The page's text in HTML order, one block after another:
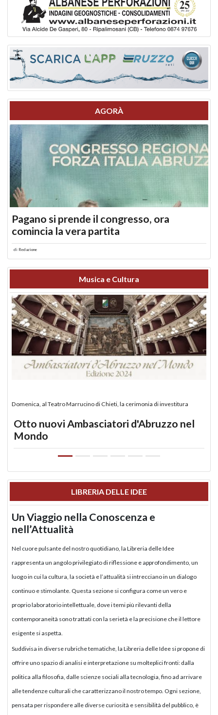
AGORÀ
Pagano si prende il congresso, ora
comincia la vera partita
di Redazione
Musica e Cultura
Domenica, al Teatro Marrucino di Chieti, la cerimonia di investitura
Otto nuovi Ambasciatori d'Abruzzo nel
Mondo
LIBRERIA DELLE IDEE
Un Viaggio nella Conoscenza e
nell’Attualità
Nel cuore pulsante del nostro quotidiano, la Libreria delle Idee
rappresenta un angolo privilegiato di riflessione e approfondimento, un
luogo in cui la cultura, la società e l’attualità si intrecciano in un dialogo
continuo e stimolante. Questa sezione si configura come un vero e
proprio laboratorio intellettuale, dove i temi più rilevanti della
contemporaneità sono trattati con la serietà e la precisione che il lettore
esigente si aspetta.
Suddivisa in diverse rubriche tematiche, la Libreria delle Idee si propone di
offrire uno spazio di analisi e interpretazione su molteplici fronti: dalla
politica alla filosofia, dalle scienze sociali alla tecnologia, fino ad arrivare
alle tendenze culturali che caratterizzano il nostro tempo. Ogni sezione,
pensata per rispondere alle diverse curiosità e sensibilità del pubblico, è